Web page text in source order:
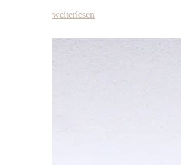
weiterlesen